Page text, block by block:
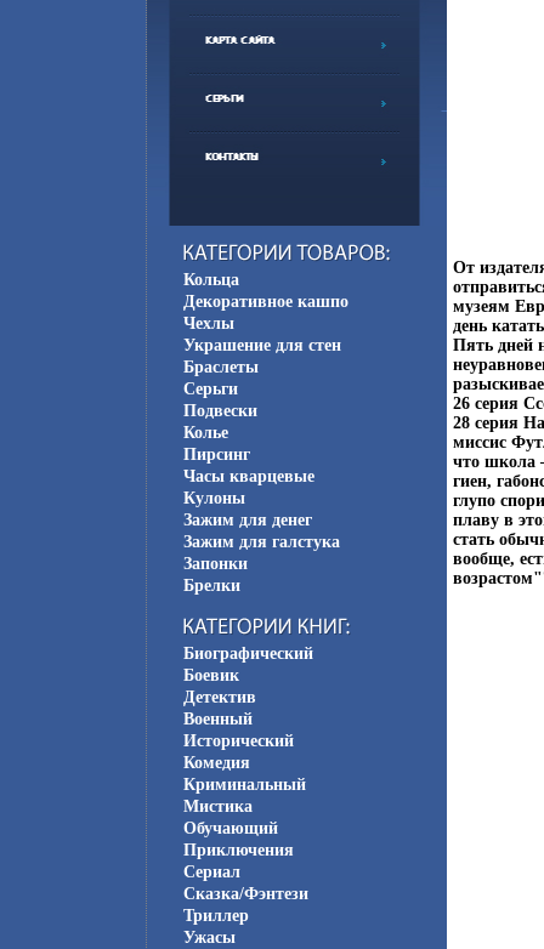
Кольца
Декоративное кашпо
Чехлы
Украшение для стен
Браслеты
Серьги
Подвески
Колье
Пирсинг
Часы кварцевые
Кулоны
Зажим для денег
Зажим для галстука
Запонки
Брелки
Биографический
Боевик
Детектив
Военный
Исторический
Комедия
Криминальный
Мистика
Обучающий
Приключения
Сериал
Сказка/Фэнтези
Триллер
Ужасы
От
музеям
день
Пять дней
26 серия
28 серия
миссис
что школа
гиен,
глупо
плаву в
стать
вообще,